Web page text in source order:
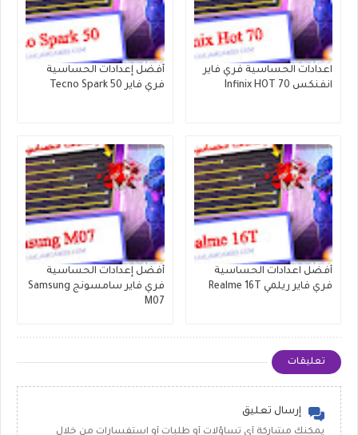
اعدادات الحساسية فري فاير
انفنكس Infinix HOT 70
أفضل إعدادات الحساسية
فري فاير Tecno Spark 50
أفضل اعدادات الحساسية
فري فاير ريلمي Realme 16T
أفضل إعدادات الحساسية
فري فاير سامسونج Samsung
M07
تعليقات
إرسال تعليق
يمكنك مشاركة أي تساؤلات أو طلبات أو استفسارات من خلال